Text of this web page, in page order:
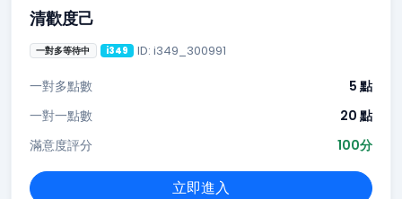
清歡度己
一對多等待中 i349 ID: i349_300991
一對多點數
5 點
一對一點數
20 點
滿意度評分
100分
立即進入